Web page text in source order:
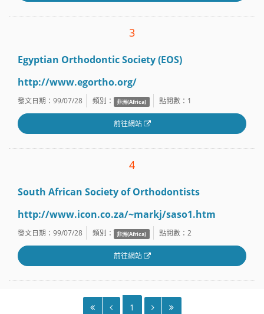
3
Egyptian Orthodontic Society (EOS)
http://www.egortho.org/
發文日期：99/07/28 類別： 非洲(Africa) 點閱數： 1
前往網站
4
South African Society of Orthodontists
http://www.icon.co.za/~markj/saso1.htm
發文日期：99/07/28 類別： 非洲(Africa) 點閱數：2
前往網站
1